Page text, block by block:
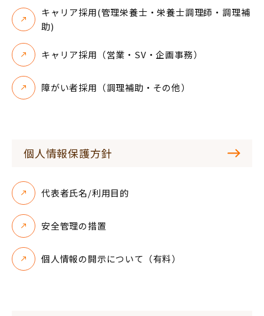
キャリア採用(管理栄養士・栄養士調理師・調理補
助)
キャリア採用（営業・SV・企画事務）
障がい者採用（調理補助・その他）
個人情報保護方針
代表者氏名/利用目的
安全管理の措置
個人情報の開示について（有料）